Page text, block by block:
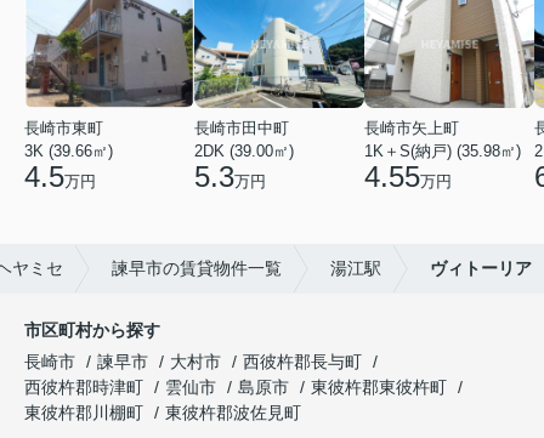
長崎市東町
3K (39.66㎡)
4.5万円
長崎市田中町
2DK (39.00㎡)
5.3万円
長崎市矢上町
1K＋S(納戸) (35.98㎡)
4.55万円
ヤミセ 諫早市の賃貸物件一覧 湯江駅 ヴィトーリア
市区町村から探す
長崎市
諫早市 大村市
西彼杵郡長与町
西彼杵郡時津町
雲仙市 島原市
東彼杵郡東彼杵町
東彼杵郡川棚町
東彼杵郡波佐見町